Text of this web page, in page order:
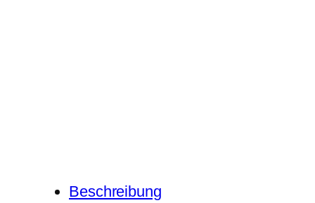
Beschreibung